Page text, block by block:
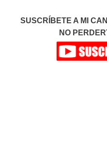
SUSCRÍBETE A MI
NO